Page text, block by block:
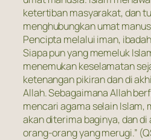
ketertiban masyarakat, dan
menghubungkan umat
Pencipta melalui iman,
Siapa pun yang memeluk
menemukan keselamatan
ketenangan pikiran dan di
Allah. Sebagaimana Allah
mencari agama selain Islam,
akan diterima baginya, dan
orang-orang yang merugi.”